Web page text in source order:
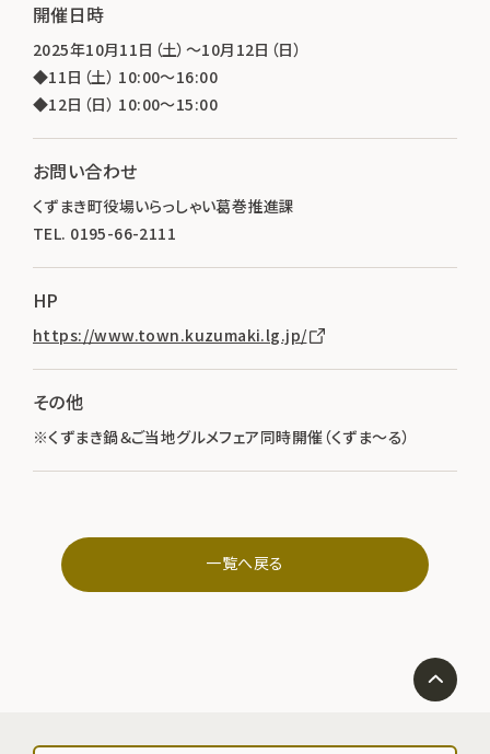
開催日時
2025年10月11日（土）～10月12日（日）
◆11日（土） 10:00～16:00
◆12日（日） 10:00～15:00
お問い合わせ
くずまき町役場いらっしゃい葛巻推進課
TEL. 0195-66-2111
HP
https://www.town.kuzumaki.lg.jp/
その他
※くずまき鍋＆ご当地グルメフェア同時開催（くずま～る）
一覧へ戻る